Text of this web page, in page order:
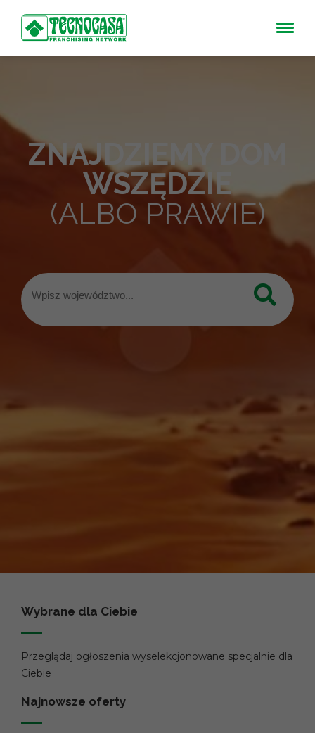
ZNAJDZIEMY DOM
WSZĘDZIE
(ALBO PRAWIE)
Wybrane dla Ciebie
Przeglądaj ogłoszenia wyselekcjonowane specjalnie dla
Ciebie
Najnowsze oferty